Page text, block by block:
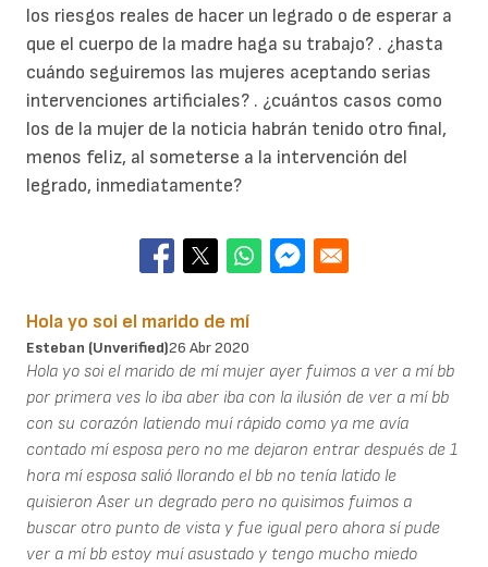
los riesgos reales de hacer un legrado o de esperar a
que el cuerpo de la madre haga su trabajo? . ¿hasta
cuándo seguiremos las mujeres aceptando serias
intervenciones artificiales? . ¿cuántos casos como
los de la mujer de la noticia habrán tenido otro final,
menos feliz, al someterse a la intervención del
legrado, inmediatamente?
Hola yo soi el marido de mí
Esteban (unverified)26 Abr 2020
Hola yo soi el marido de mí mujer ayer fuimos a ver a mí bb
por primera ves lo iba aber iba con la ilusión de ver a mí bb
con su corazón latiendo muí rápido como ya me avía
contado mí esposa pero no me dejaron entrar después de 1
hora mí esposa salió llorando el bb no tenía latido le
quisieron Aser un degrado pero no quisimos fuimos a
buscar otro punto de vista y fue igual pero ahora sí pude
ver a mí bb estoy muí asustado y tengo mucho miedo